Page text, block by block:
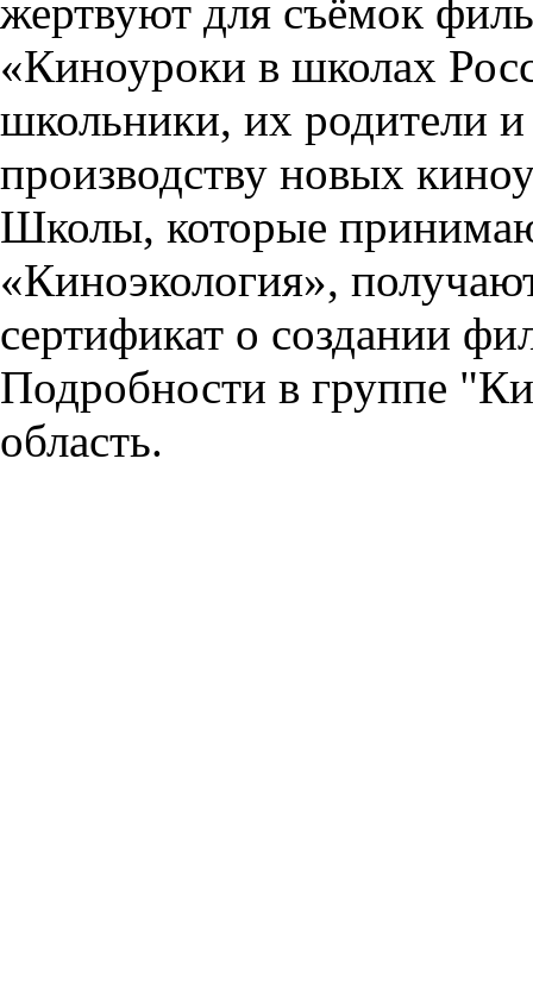
жертвуют для съёмок
«Киноуроки в школах
школьники, их родители
производству новых
Школы, которые
«Киноэкология»,
сертификат о создании
Подробности в группе
область.